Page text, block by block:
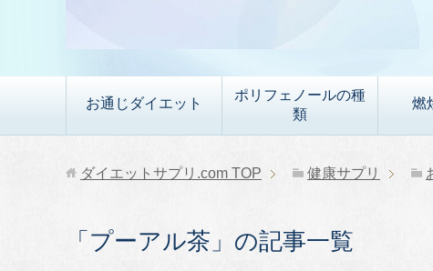
お通じダイエット
ポリフェノールの種
類
燃
ダイエットサプリ.com TOP 健康サプリ
「プーアル茶」の記事一覧